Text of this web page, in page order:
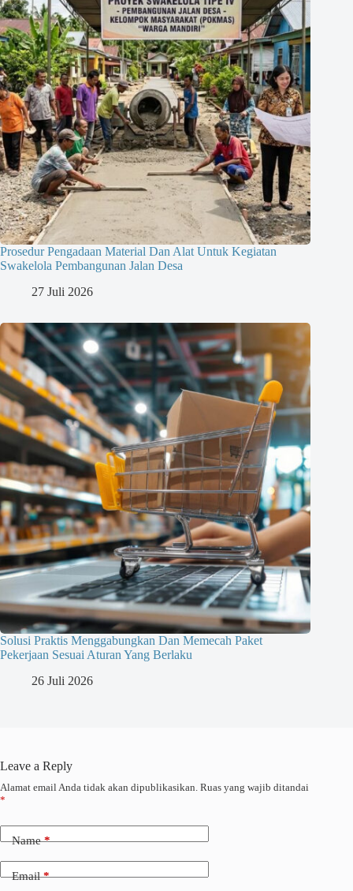
Prosedur Pengadaan Material Dan Alat Untuk Kegiatan
Swakelola Pembangunan Jalan Desa
27 Juli 2026
Solusi Praktis Menggabungkan Dan Memecah Paket
Pekerjaan Sesuai Aturan Yang Berlaku
26 Juli 2026
Leave a Reply
Alamat email Anda tidak akan dipublikasikan. Ruas yang wajib ditandai
*
Name*
Email*